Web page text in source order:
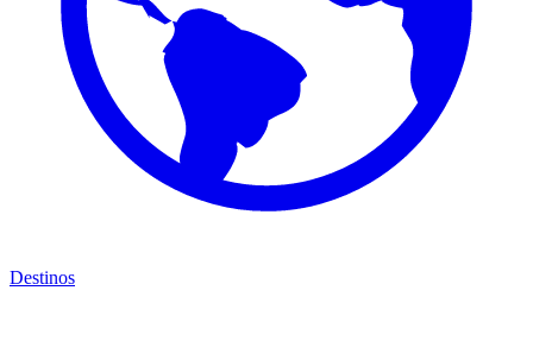
Destinos